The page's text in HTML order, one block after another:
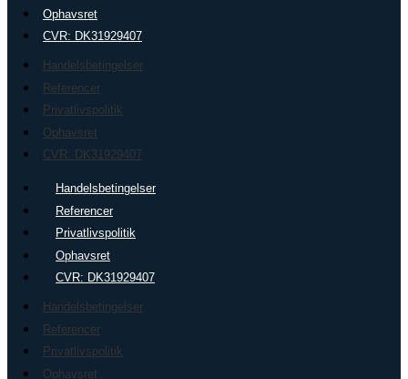
Ophavsret
CVR: DK31929407
Handelsbetingelser
Referencer
Privatlivspolitik
Ophavsret
CVR: DK31929407
Handelsbetingelser
Referencer
Privatlivspolitik
Ophavsret
CVR: DK31929407
Handelsbetingelser
Referencer
Privatlivspolitik
Ophavsret